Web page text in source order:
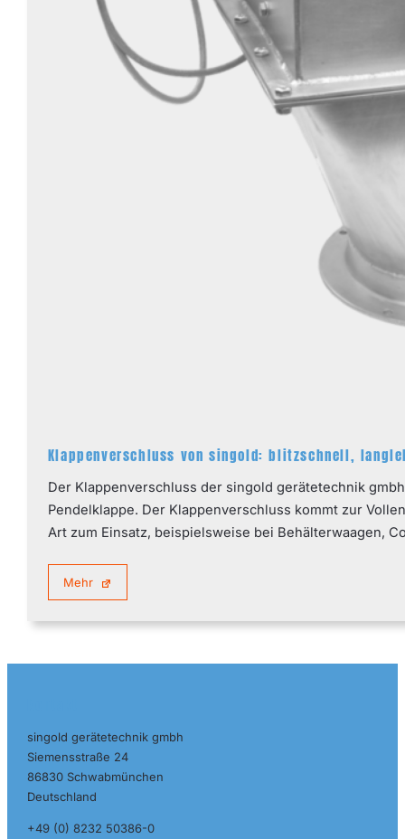
Klappenverschluss von singold: blitzschnell,
Der Klappenverschluss der singold gerätetechnik
Pendelklappe. Der Klappenverschluss kommt zur
Art zum Einsatz, beispielsweise bei Behälterwaagen,
Mehr
singold gerätetechnik gmbh
Siemensstraße 24
86830 Schwabmünchen
Deutschland
+49 (0) 8232 50386-0